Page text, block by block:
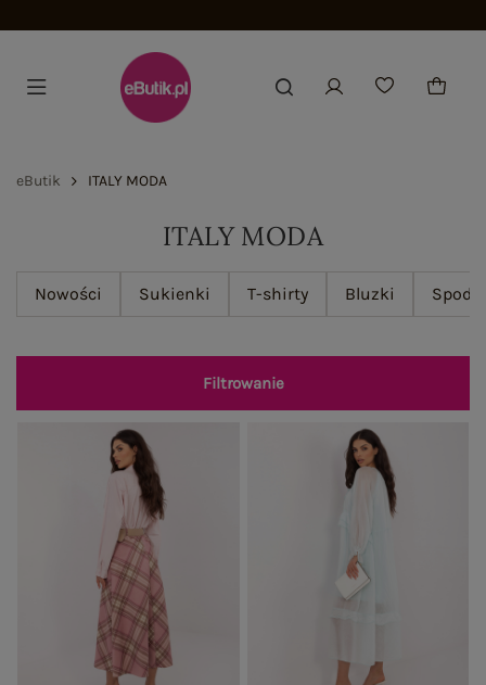
eButik ITALY MODA
ITALY MODA
Nowości Sukienki T-shirty Bluzki
Filtrowanie